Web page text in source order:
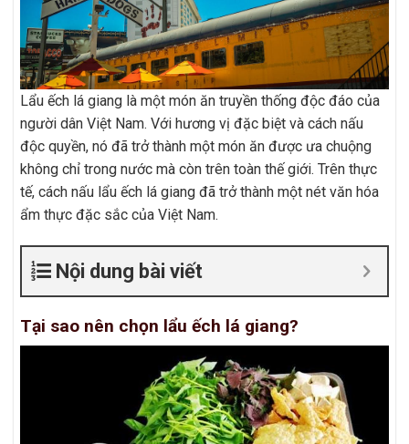
Lẩu ếch lá giang là một món ăn truyền thống độc đáo của
người dân Việt Nam. Với hương vị đặc biệt và cách nấu
độc quyền, nó đã trở thành một món ăn được ưa chuộng
không chỉ trong nước mà còn trên toàn thế giới. Trên thực
tế, cách nấu lẩu ếch lá giang đã trở thành một nét văn hóa
ẩm thực đặc sắc của Việt Nam.
Nội dung bài viết
Tại sao nên chọn lẩu ếch lá giang?